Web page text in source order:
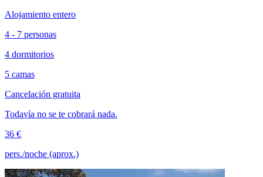
Alojamiento entero
4 - 7 personas
4 dormitorios
5 camas
Cancelación gratuita
Todavía no se te cobrará nada.
36 €
pers./noche (aprox.)